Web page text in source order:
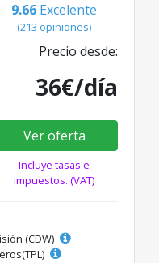
9.66 Excelente
(213 opiniones)
Precio desde:
36€/día
Ver oferta
Incluye tasas e
impuestos. (VAT)
(CDW)